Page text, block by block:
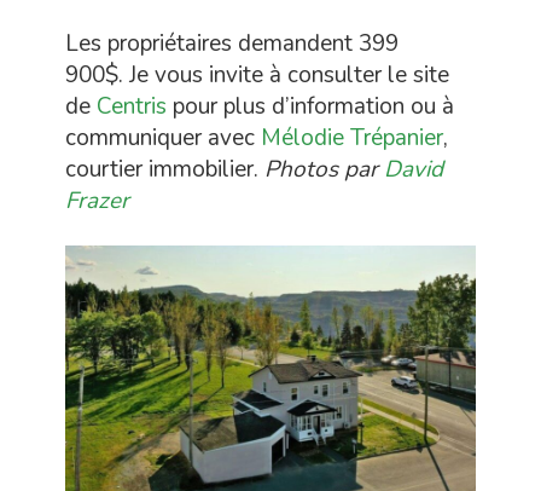
Les propriétaires demandent 399
900$. Je vous invite à consulter le site
de Centris pour plus d’information ou à
communiquer avec Mélodie Trépanier,
courtier immobilier. Photos par David
Frazer